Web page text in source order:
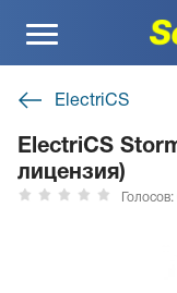
Меню
ElectriCS
ElectriCS
лицензия)
Голосов: